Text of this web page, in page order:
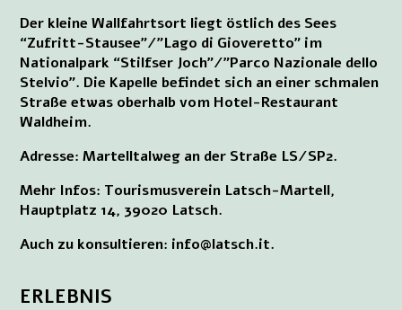
Der kleine Wallfahrtsort liegt östlich des Sees
“Zufritt-Stausee”/”Lago di Gioveretto” im
Nationalpark “Stilfser Joch”/”Parco Nazionale dello
Stelvio”. Die Kapelle befindet sich an einer schmalen
Straße etwas oberhalb vom Hotel-Restaurant
Waldheim.
Adresse: Martelltalweg an der Straße LS/SP2.
Mehr Infos: Tourismusverein Latsch-Martell,
Hauptplatz 14, 39020 Latsch.
Auch zu konsultieren: info@latsch.it.
ERLEBNIS